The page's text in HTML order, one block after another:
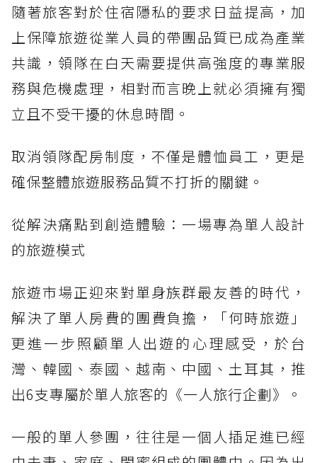
隨著旅客對於住宿隱私的要求日益提高，加
上保障旅遊從業人員的帶團品質已成為產業
共識，領隊在白天需要提供高強度的專業服
務與危機處理，相對而言晚上就必須擁有獨
立且不受干擾的休息時間。
取消領隊配房制度，不僅是體恤員工，更是
確保整體旅遊服務品質不打折的關鍵。
從解決痛點到創造體驗：一場專為單人設計
的旅遊模式
旅遊市場正迎來對單身族群最友善的時代，
解決了單人房費的團費負擔，「何時旅遊」
更進一步照顧單人出遊的心理感受，於台
灣、韓國、泰國、越南、中國、土耳其，推
出6支專屬於單人旅客的《一人旅行企劃》。
一般的單人參團，往往是一個人插足進已經